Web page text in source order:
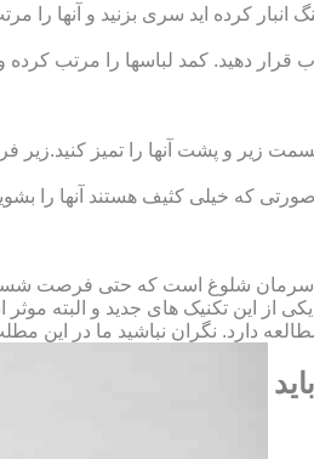
کرده‏ اید سری بزنید و آنها را
قرار دهید. کمد لباس‏ها را مرتب
زیر و پشت آنها را تمیز کنید.زیر
صورتی که خیلی کثیف هستند آنها را
شلوغ است که حتی فرصت
یکی از این تکنیک های جدید و
دارد. نگران نباشید ما در این